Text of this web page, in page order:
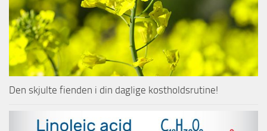
Den skjulte fienden i din daglige kostholdsrutine!